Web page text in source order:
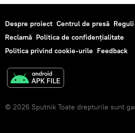
Despre proiect Centrul de presă Reguli
Reclamă Politica de confidențialitate
Politica privind cookie-urile Feedback
© 2026 Sputnik Toate drepturile sunt